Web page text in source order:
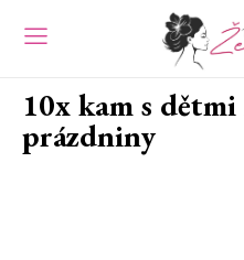
10x kam s
prázdniny